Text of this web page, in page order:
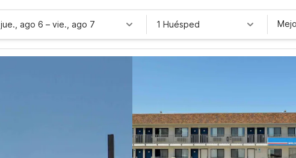
jue., ago 6 – vie., ago 7 1 Huésped